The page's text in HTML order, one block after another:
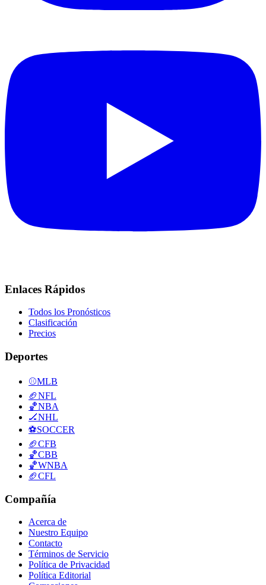
Enlaces Rápidos
Todos los Pronósticos
Clasificación
Precios
Deportes
⚾MLB
🏈NFL
🏀NBA
🏒NHL
⚽SOCCER
🏈CFB
🏀CBB
🏀WNBA
🏈CFL
Compañía
Acerca de
Nuestro Equipo
Contacto
Términos de Servicio
Política de Privacidad
Política Editorial